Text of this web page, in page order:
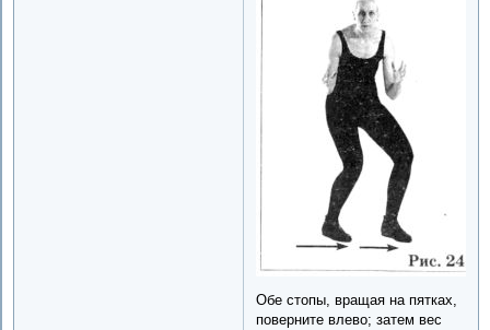
Обе стопы, вращая на пятках,
поверните влево; затем вес